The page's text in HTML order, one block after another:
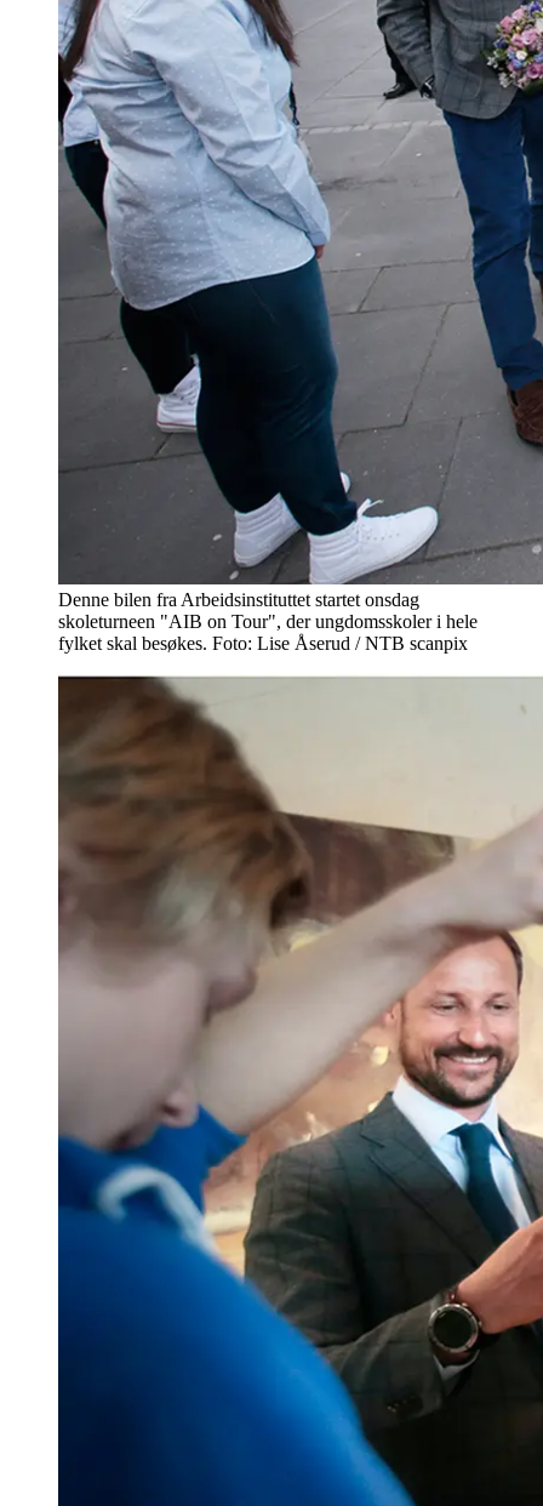
Denne bilen fra Arbeidsinstituttet startet onsdag
skoleturneen "AIB on Tour", der ungdomsskoler i hele
fylket skal besøkes. Foto: Lise Åserud / NTB scanpix